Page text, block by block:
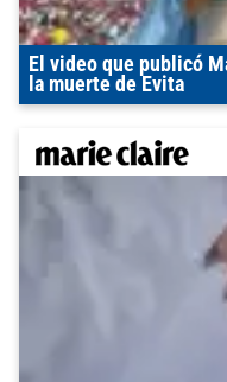
El video que publicó
la muerte de Evita